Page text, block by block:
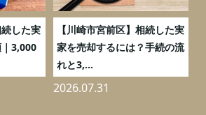
続した実
3,000
【川崎市宮前区】相続した実
家を売却するには？手続の流
れと3,...
2026.07.31